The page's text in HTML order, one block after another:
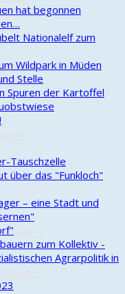
-
hat begonnen
Nationalelf zum
Wildpark in Müden
Stelle
Spuren der Kartoffel
Tauschzelle
über das "Funkloch"
– eine Stadt und
zum Kollektiv -
Agrarpolitik in